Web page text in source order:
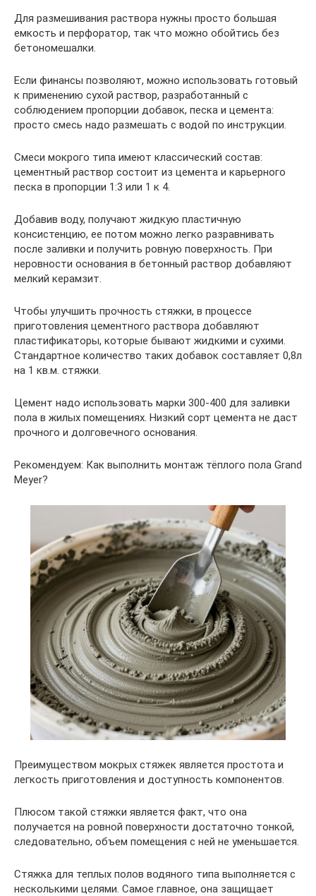
Для размешивания раствора нужны просто большая
емкость и перфоратор, так что можно обойтись без
бетономешалки.
Если финансы позволяют, можно использовать готовый
к применению сухой раствор, разработанный с
соблюдением пропорции добавок, песка и цемента:
просто смесь надо размешать с водой по инструкции.
Смеси мокрого типа имеют классический состав:
цементный раствор состоит из цемента и карьерного
песка в пропорции 1:3 или 1 к 4.
Добавив воду, получают жидкую пластичную
консистенцию, ее потом можно легко разравнивать
после заливки и получить ровную поверхность. При
неровности основания в бетонный раствор добавляют
мелкий керамзит.
Чтобы улучшить прочность стяжки, в процессе
приготовления цементного раствора добавляют
пластификаторы, которые бывают жидкими и сухими.
Стандартное количество таких добавок составляет 0,8л
на 1 кв.м. стяжки.
Цемент надо использовать марки 300-400 для заливки
пола в жилых помещениях. Низкий сорт цемента не даст
прочного и долговечного основания.
Рекомендуем: Как выполнить монтаж тёплого пола Grand
Meyer?
Преимуществом мокрых стяжек является простота и
легкость приготовления и доступность компонентов.
Плюсом такой стяжки является факт, что она
получается на ровной поверхности достаточно тонкой,
следовательно, объем помещения с ней не уменьшается.
Стяжка для теплых полов водяного типа выполняется с
несколькими целями. Самое главное, она защищает